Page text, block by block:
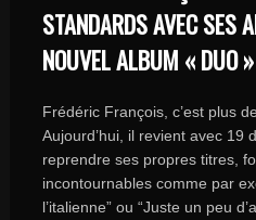
STANDARDS AVEC SES
NOUVEL ALBUM « DUO »
Frédéric François, c’est plus
Aujourd’hui, il revient avec 19
reprendre ses propres titres,
incontournables comme par
l’italienne” ou “Juste un peu